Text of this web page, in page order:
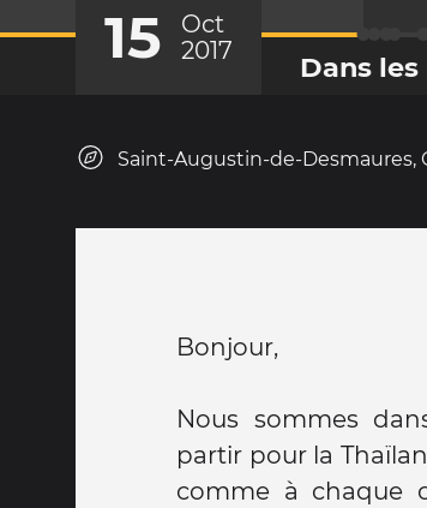
15
Oct
2017
Dans
Saint-Augustin-de-Desmaures,
Bonjour,
Nous sommes
partir pour la
comme à chaque